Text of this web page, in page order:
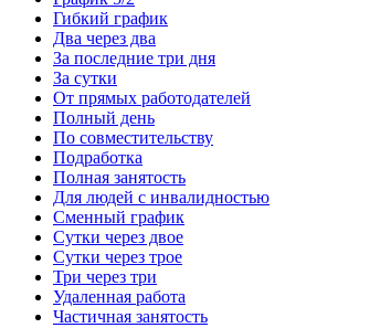
Гибкий график
Два через два
За последние три дня
За сутки
От прямых работодателей
Полный день
По совместительству
Подработка
Полная занятость
Для людей с инвалидностью
Сменный график
Сутки через двое
Сутки через трое
Три через три
Удаленная работа
Частичная занятость